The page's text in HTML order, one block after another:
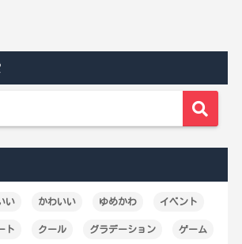
い かわいい ゆめかわ イベント
ト クール グラデーション ゲーム